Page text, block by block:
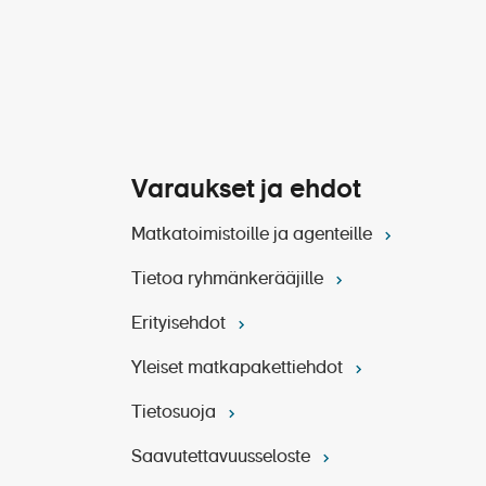
Varaukset ja ehdot
Matkatoimistoille ja agenteille
Tietoa ryhmänkerääjille
Erityisehdot
Yleiset matkapakettiehdot
Tietosuoja
Saavutettavuusseloste